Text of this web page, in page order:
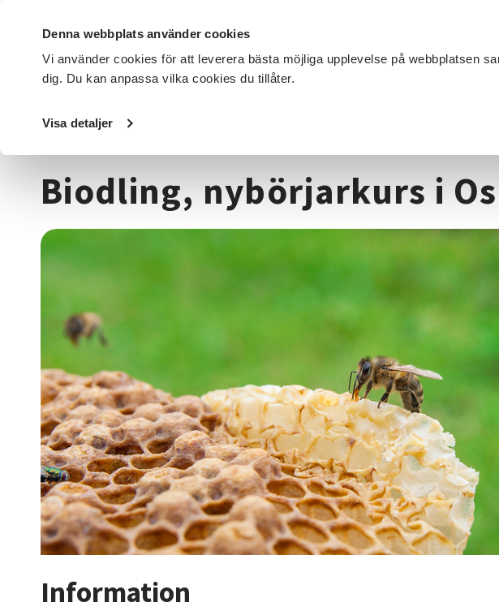
Denna webbplats använder cookies
Vi använder cookies för att leverera bästa möjliga upplevelse på webbplatsen
dig. Du kan anpassa vilka cookies du tillåter.
Visa detaljer
DET HÄR GÖR VI FÖR DIG SOM SÖK KURSER OCH EVENEMANG
Startsida / Kurser och evenemang
Biodling, nybörjarkurs i
Information